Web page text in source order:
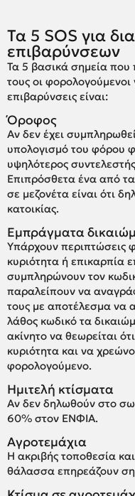
Τα 5 SOS για
επιβαρύνσεων
Τα 5 βασικά σημεία που
τους οι
επιβαρύνσεις είναι:
Όροφος
Αν δεν έχει
υπολογισμό του φόρου
υψηλότερος
Επιπρόσθετα ένα από
σε μεζονέτα είναι ότι
κατοικίας.
Εμπράγματα
Υπάρχουν περιπτώσεις
κυριότητα ή επικαρπία
συμπληρώνουν τον
παραλείπουν να
τους με αποτέλεσμα να
λάθος κωδικό τα
ακίνητο να θεωρείται
κυριότητα και να
φορολογούμενο.
Ημιτελή κτίσματα
Αν δεν δηλωθούν στο
60% στον ΕΝΦΙΑ.
Αγροτεμάχια
Η ακριβής τοποθεσία
θάλασσα επηρεάζουν